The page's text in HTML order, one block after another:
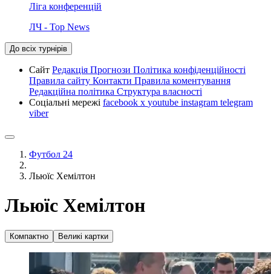
Ліга конференцій
ЛЧ - Top News
До всіх турнірів
Сайт Редакція Прогнози Політика конфіденційності
Правила сайту Контакти Правила коментування
Редакційна політика Структура власності
Соціальні мережі facebook x youtube instagram telegram
viber
Футбол 24
Льюїс Хемілтон
Льюїс Хемілтон
Компактно Великі картки